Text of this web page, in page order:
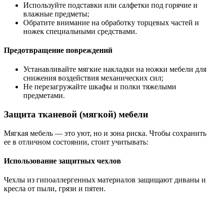
Используйте подставки или салфетки под горячие и
влажные предметы;
Обратите внимание на обработку торцевых частей и
ножек специальными средствами.
Предотвращение повреждений
Устанавливайте мягкие накладки на ножки мебели для
снижения воздействия механических сил;
Не перезагружайте шкафы и полки тяжелыми
предметами.
Защита тканевой (мягкой) мебели
Мягкая мебель — это уют, но и зона риска. Чтобы сохранить
ее в отличном состоянии, стоит учитывать:
Использование защитных чехлов
Чехлы из гипоаллергенных материалов защищают диваны и
кресла от пыли, грязи и пятен.